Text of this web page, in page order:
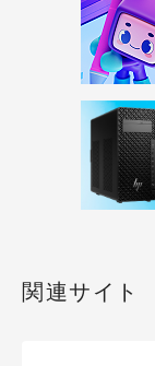
関連サイト